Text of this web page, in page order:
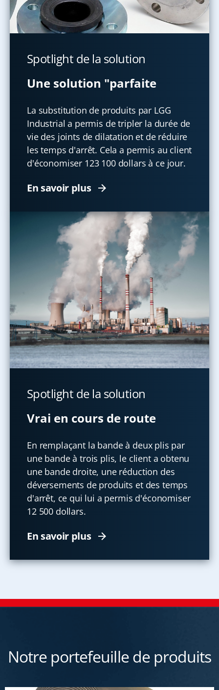
Spotlight de la solution
Vrai en cours de route
En remplaçant la bande à deux plis par
une bande à trois plis, le client a obtenu
une bande droite, une réduction des
déversements de produits et des temps
d'arrêt, ce qui lui a permis d'économiser
12 500 dollars.
En savoir plus
Spotlight de la solution
Une solution "parfaite
La substitution de produits par LGG
Industrial a permis de tripler la durée de
vie des joints de dilatation et de réduire
les temps d'arrêt. Cela a permis au client
d'économiser 123 100 dollars à ce jour.
En savoir plus
Notre portefeuille de produits